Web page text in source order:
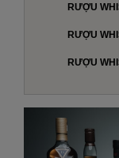
RƯỢU
RƯỢU
RƯỢU